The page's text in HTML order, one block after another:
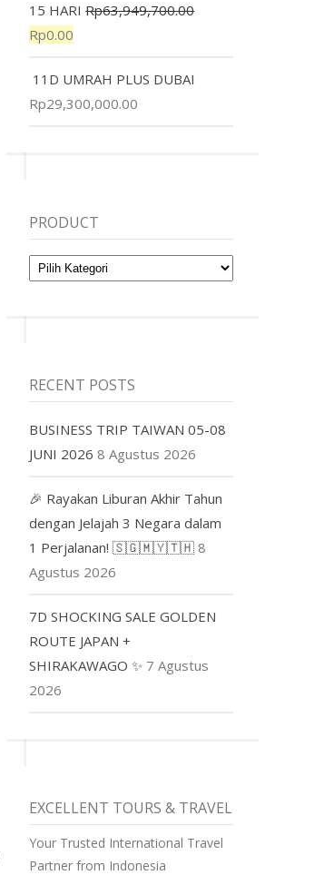
15 HARI Rp63,949,700.00
Rp0.00
11D UMRAH PLUS DUBAI
Rp29,300,000.00
PRODUCT
Product
RECENT POSTS
BUSINESS TRIP TAIWAN 05-08
JUNI 2026 8 Agustus 2026
🎉 Rayakan Liburan Akhir Tahun
dengan Jelajah 3 Negara dalam
1 Perjalanan! 🇸🇬🇲🇾🇹🇭 8
Agustus 2026
7D SHOCKING SALE GOLDEN
ROUTE JAPAN +
SHIRAKAWAGO ✨ 7 Agustus
2026
EXCELLENT TOURS & TRAVEL
Your Trusted International Travel
Partner from Indonesia